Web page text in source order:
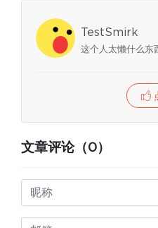
TestSmirk
这个人太懒什么东
文章评论（0）